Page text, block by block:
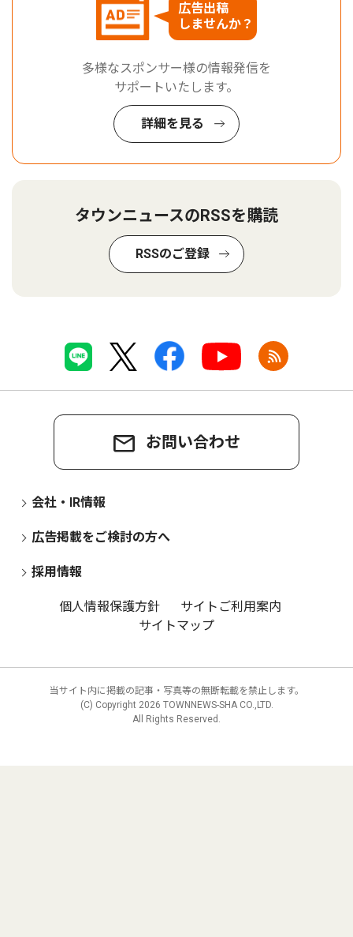
広告出稿
しませんか？
多様なスポンサー様の情報発信を
サポートいたします。
詳細を見る
タウンニュースのRSSを購読
RSSのご登録
お問い合わせ
会社・IR情報
広告掲載をご検討の方へ
採用情報
個人情報保護方針
サイトご利用案内
サイトマップ
当サイト内に掲載の記事・写真等の無断転載を禁止します。
(C) Copyright 2026 TOWNNEWS-SHA CO.,LTD.
All Rights Reserved.